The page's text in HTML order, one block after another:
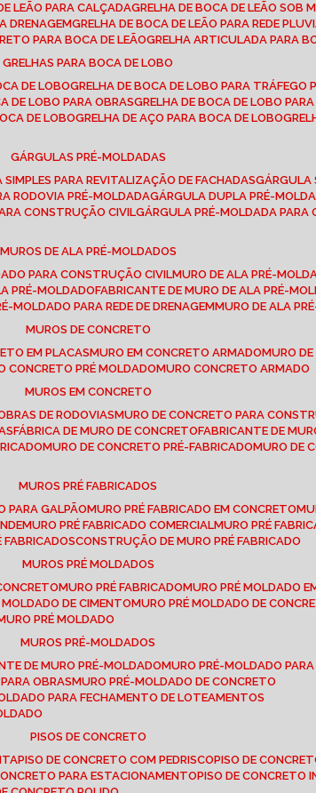
LEÃO PARA CALÇADA
GRELHA DE BOCA DE LEÃO SOB
DRENAGEM GRELHA DE BOCA DE LEÃO PARA REDE
PARA BOCA DE LEÃO GRELHA ARTICULADA PARA
GRELHAS PARA BOCA DE LOBO
DE LOBO
GRELHA DE BOCA DE LOBO PARA TRÁFEGO
DE LOBO PARA OBRAS
GRELHA DE BOCA DE LOBO
DE LOBO GRELHA DE AÇO PARA BOCA DE LOBO
GÁRGULAS PRÉ-MOLDADAS
SIMPLES PARA REVITALIZAÇÃO DE FACHADAS
RODOVIA PRÉ-MOLDADA GÁRGULA DUPLA PRÉ-
CONSTRUÇÃO CIVIL GÁRGULA PRÉ-MOLDADA PARA
MUROS DE ALA PRÉ-MOLDADOS
PARA CONSTRUÇÃO CIVIL
MURO DE ALA PRÉ-
PRÉ-MOLDADO FABRICANTE DE MURO DE ALA PRÉ-
MOLDADO PARA REDE DE DRENAGEM MURO DE ALA
MUROS DE CONCRETO
EM PLACAS MURO EM CONCRETO ARMADO
MURO
CONCRETO PRÉ MOLDADO
MURO CONCRETO ARMADO
MUROS EM CONCRETO
DE RODOVIAS
MURO DE CONCRETO PARA
FÁBRICA DE MURO DE CONCRETO FABRICANTE DE
MURO DE CONCRETO PRÉ-FABRICADO
MURO
MUROS PRÉ FABRICADOS
PARA GALPÃO MURO PRÉ FABRICADO EM CONCRETO
MURO PRÉ FABRICADO COMERCIAL
MURO PRÉ
FABRICADOS
CONSTRUÇÃO DE MURO PRÉ FABRICADO
MUROS PRÉ MOLDADOS
MURO PRÉ FABRICADO MURO PRÉ MOLDADO
MOLDADO DE CIMENTO
MURO PRÉ MOLDADO DE
MURO PRÉ MOLDADO
MUROS PRÉ-MOLDADOS
DE MURO PRÉ-MOLDADO
MURO PRÉ-MOLDADO
PARA OBRAS
MURO PRÉ-MOLDADO DE CONCRETO
PARA FECHAMENTO DE LOTEAMENTOS
PISOS DE CONCRETO
PISO DE CONCRETO COM PEDRISCO PISO DE
PARA ESTACIONAMENTO PISO DE CONCRETO